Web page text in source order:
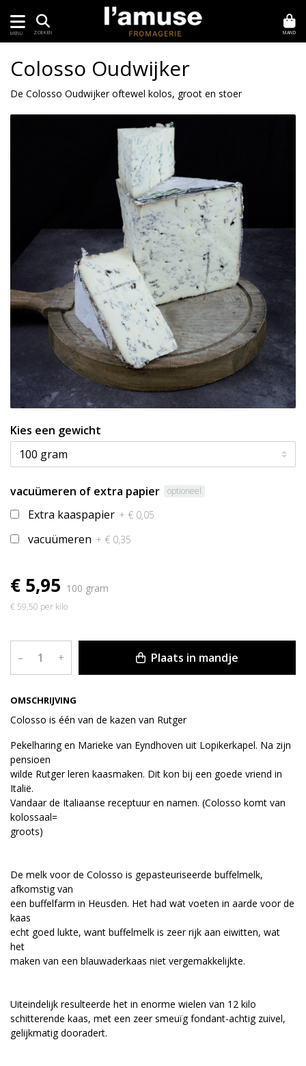
MENU ZOEKEN MAND
OMSCHRIJVING
Colosso is één van de kazen van Rutger
Pekelharing en Marieke van Eyndhoven uit Lopikerkapel. Na zijn
pensioen
wilde Rutger leren kaasmaken. Dit kon bij een goede vriend in
Italië.
Vandaar de Italiaanse receptuur en namen. (Colosso komt van
kolossaal=
groots)
De melk voor de Colosso is gepasteuriseerde buffelmelk,
afkomstig van
een buffelfarm in Heusden. Het had wat voeten in aarde voor de
kaas
echt goed lukte, want buffelmelk is zeer rijk aan eiwitten, wat
het
maken van een blauwaderkaas niet vergemakkelijkte.
Uiteindelijk resulteerde het in enorme wielen van 12 kilo
schitterende kaas, met een zeer smeuïg fondant-achtig zuivel,
gelijkmatig dooradert.
Colosso Oudwijker
De Colosso Oudwijker oftewel kolos, groot en stoer
Kies een gewicht
vacuümeren of extra papier optioneel
Extra kaaspapier + € 0,05
vacuümeren + € 0,35
€ 5,95 100 gram
€ 59,50 per kilo
– + Plaats in mandje